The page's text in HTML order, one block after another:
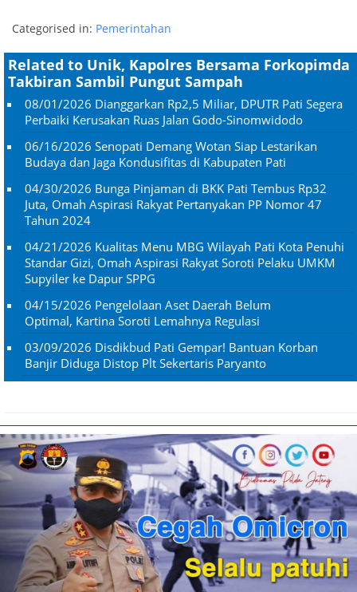
Categorised in: Pemerintahan
Related to Unik, Kapolres Bersama Forkopimda
Takbiran Sambil Pungut Sampah
08/01/2026 Dianggarkan Rp2,5 Miliar, DPUTR Pati Segera
Perbaiki Kerusakan Ruas Jalan Godo-Sinomwidodo
06/16/2026 Senopati Demang Wotan Siap Lestarikan
Budaya dan Jaga Kondusifitas di Kabupaten Pati
04/30/2026 Bunga Pinjaman di BKK Pati Tembus Rp32
Juta, Omah Aspirasi Rakyat Pertanyakan PP Nomor 47
Tahun 2024
04/21/2026 Kualitas Menu MBG Wilayah Pati Kota Penuhi
Standar Gizi, Omah Aspirasi Rakyat Soroti Pelaku UMKM
Supyiler ke Dapur SPPG
04/15/2026 Pengelolaan Aset Daerah Belum
Optimal, Kartina Soroti Lemahnya Regulasi
03/09/2026 Disdikbud Pati Gempar! Bantuan Korban
Banjir Diduga Distop Plt Sekertaris Paryanto